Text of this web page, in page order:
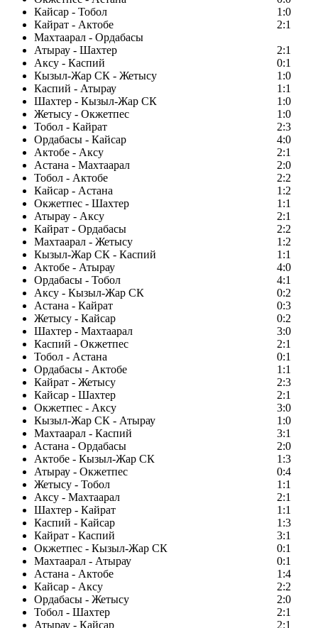
Кайсар - Тобол
1:0
Кайрат - Актобе
2:1
Махтаарал - Ордабасы
Атырау - Шахтер
2:1
Аксу - Каспий
0:1
Кызыл-Жар СК - Жетысу
1:0
Каспий - Атырау
1:1
Шахтер - Кызыл-Жар СК
1:0
Жетысу - Окжетпес
1:0
Тобол - Кайрат
2:3
Ордабасы - Кайсар
4:0
Актобе - Аксу
2:1
Астана - Махтаарал
2:0
Тобол - Актобе
2:2
Кайсар - Астана
1:2
Окжетпес - Шахтер
1:1
Атырау - Аксу
2:1
Кайрат - Ордабасы
2:2
Махтаарал - Жетысу
1:2
Кызыл-Жар СК - Каспий
1:1
Актобе - Атырау
4:0
Ордабасы - Тобол
4:1
Аксу - Кызыл-Жар СК
0:2
Астана - Кайрат
0:3
Жетысу - Кайсар
0:2
Шахтер - Махтаарал
3:0
Каспий - Окжетпес
2:1
Тобол - Астана
0:1
Ордабасы - Актобе
1:1
Кайрат - Жетысу
2:3
Кайсар - Шахтер
2:1
Окжетпес - Аксу
3:0
Кызыл-Жар СК - Атырау
1:0
Махтаарал - Каспий
3:1
Астана - Ордабасы
2:0
Актобе - Кызыл-Жар СК
1:3
Атырау - Окжетпес
0:4
Жетысу - Тобол
1:1
Аксу - Махтаарал
2:1
Шахтер - Кайрат
1:1
Каспий - Кайсар
1:3
Кайрат - Каспий
3:1
Окжетпес - Кызыл-Жар СК
0:1
Махтаарал - Атырау
0:1
Астана - Актобе
1:4
Кайсар - Аксу
2:2
Ордабасы - Жетысу
2:0
Тобол - Шахтер
2:1
Атырау - Кайсар
2:1